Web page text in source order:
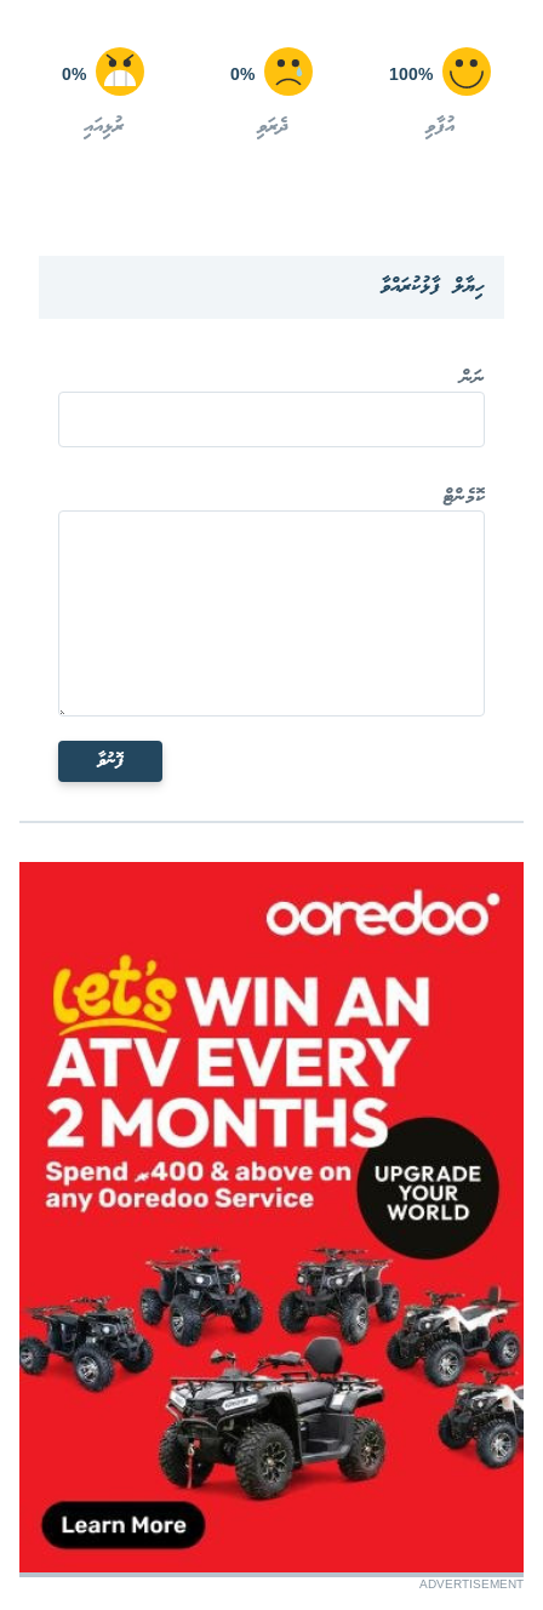
100%
އުފާވި
0%
ދެރަވި
0%
ރުޅިއައި
ހިޔާލް ފާޅުކުރައްވާ
ނަން
ކޮމެންޓް
ފޮނުވާ
ADVERTISEMENT